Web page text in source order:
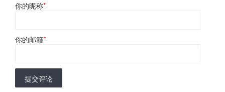
你的昵称*
你的邮箱*
提交评论